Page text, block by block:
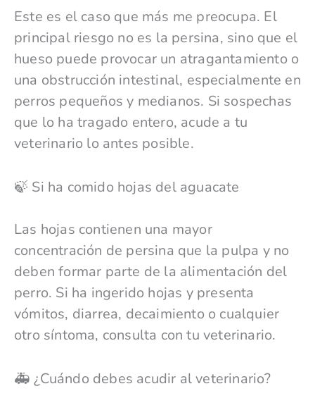
Este es el caso que más me preocupa. El
principal riesgo no es la persina, sino que el
hueso puede provocar un atragantamiento o
una obstrucción intestinal, especialmente en
perros pequeños y medianos. Si sospechas
que lo ha tragado entero, acude a tu
veterinario lo antes posible.
🍃 Si ha comido hojas del aguacate
Las hojas contienen una mayor
concentración de persina que la pulpa y no
deben formar parte de la alimentación del
perro. Si ha ingerido hojas y presenta
vómitos, diarrea, decaimiento o cualquier
otro síntoma, consulta con tu veterinario.
🚑 ¿Cuándo debes acudir al veterinario?